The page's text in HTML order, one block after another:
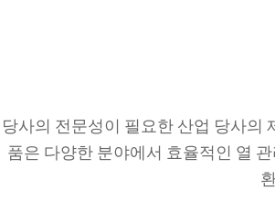
당사의 전문성이 필요한 산업 당사의
품은 다양한 분야에서 효율적인 열